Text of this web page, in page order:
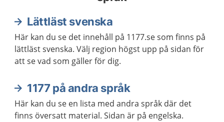
Lättläst svenska
Här kan du se det innehåll på 1177.se som finns på
lättläst svenska. Välj region högst upp på sidan för
att se vad som gäller för dig.
1177 på andra språk
Här kan du se en lista med andra språk där det
finns översatt material. Sidan är på engelska.